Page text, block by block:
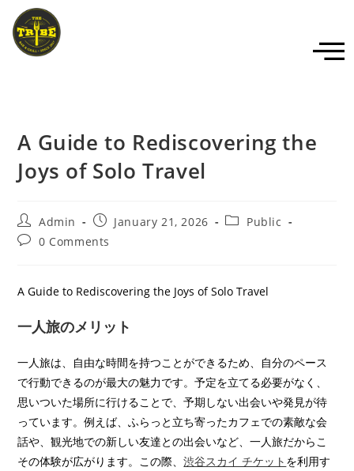
A Guide to Rediscovering the
Joys of Solo Travel
Admin January 21, 2026
Public
0 Comments
A Guide to Rediscovering the Joys of Solo Travel
一人旅のメリット
一人旅は、自由な時間を持つことができるため、自分のペース
で行動できるのが最大の魅力です。予定を立てる必要がなく、
思いついた場所に行けることで、予期しない出会いや発見が待
っています。例えば、ふらっと立ち寄ったカフェでの素敵な会
話や、観光地での新しい友達との出会いなど、一人旅だからこ
その体験が広がります。この際、渋谷スカイ チケット を利用す